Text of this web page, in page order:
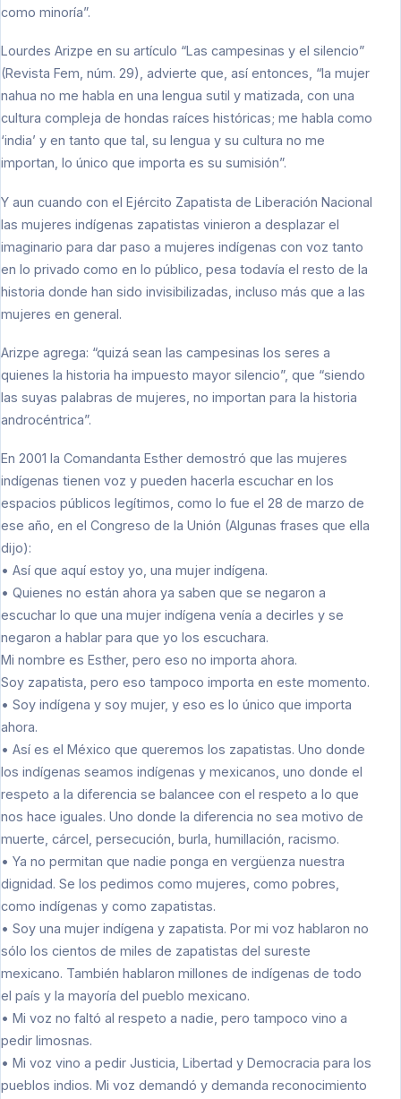
como minoría”.
Lourdes Arizpe en su artículo “Las campesinas y el silencio”
(Revista Fem, núm. 29), advierte que, así entonces, “la mujer
nahua no me habla en una lengua sutil y matizada, con una
cultura compleja de hondas raíces históricas; me habla como
‘india’ y en tanto que tal, su lengua y su cultura no me
importan, lo único que importa es su sumisión”.
Y aun cuando con el Ejército Zapatista de Liberación Nacional
las mujeres indígenas zapatistas vinieron a desplazar el
imaginario para dar paso a mujeres indígenas con voz tanto
en lo privado como en lo público, pesa todavía el resto de la
historia donde han sido invisibilizadas, incluso más que a las
mujeres en general.
Arizpe agrega: “quizá sean las campesinas los seres a
quienes la historia ha impuesto mayor silencio”, que “siendo
las suyas palabras de mujeres, no importan para la historia
androcéntrica”.
En 2001 la Comandanta Esther demostró que las mujeres
indígenas tienen voz y pueden hacerla escuchar en los
espacios públicos legítimos, como lo fue el 28 de marzo de
ese año, en el Congreso de la Unión (Algunas frases que ella
dijo):
• Así que aquí estoy yo, una mujer indígena.
• Quienes no están ahora ya saben que se negaron a
escuchar lo que una mujer indígena venía a decirles y se
negaron a hablar para que yo los escuchara.
Mi nombre es Esther, pero eso no importa ahora.
Soy zapatista, pero eso tampoco importa en este momento.
• Soy indígena y soy mujer, y eso es lo único que importa
ahora.
• Así es el México que queremos los zapatistas. Uno donde
los indígenas seamos indígenas y mexicanos, uno donde el
respeto a la diferencia se balancee con el respeto a lo que
nos hace iguales. Uno donde la diferencia no sea motivo de
muerte, cárcel, persecución, burla, humillación, racismo.
• Ya no permitan que nadie ponga en vergüenza nuestra
dignidad. Se los pedimos como mujeres, como pobres,
como indígenas y como zapatistas.
• Soy una mujer indígena y zapatista. Por mi voz hablaron no
sólo los cientos de miles de zapatistas del sureste
mexicano. También hablaron millones de indígenas de todo
el país y la mayoría del pueblo mexicano.
• Mi voz no faltó al respeto a nadie, pero tampoco vino a
pedir limosnas.
• Mi voz vino a pedir Justicia, Libertad y Democracia para los
pueblos indios. Mi voz demandó y demanda reconocimiento